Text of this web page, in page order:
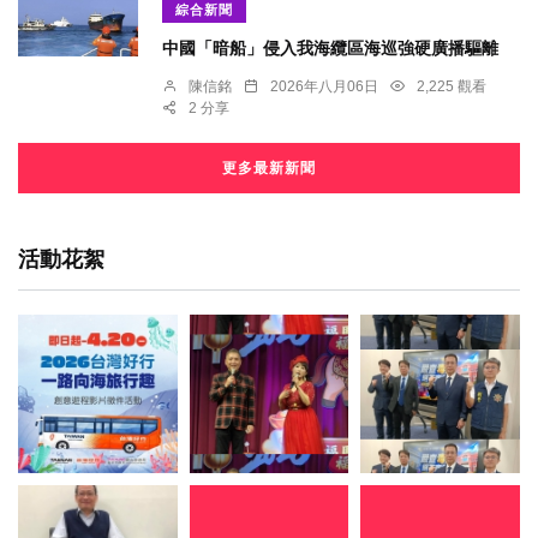
綜合新聞
中國「暗船」侵入我海纜區海巡強硬廣播驅離
陳信銘 2026年八月06日
2,225 觀看
2 分享
更多最新新聞
活動花絮